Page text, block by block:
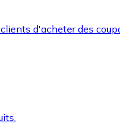
d'acheter des